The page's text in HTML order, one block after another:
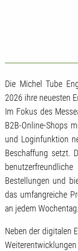
Die Michel Tube
2026 ihre neuesten
Im Fokus des
B2B-Online-Shops
und Loginfunktion
Beschaffung setzt.
Bestellungen und
das umfangreiche
an jedem Wochentag.
Neben der digitalen